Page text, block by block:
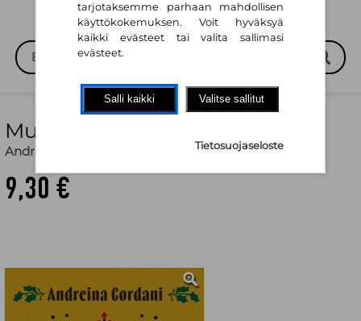
Murha jouluostoksilla (pokkari)
Andreina Cordani Antti Autio (käänt.)
9,30 €
tarjotaksemme parhaan mahdollisen
käyttökokemuksen. Voit hyväksyä
kaikki evästeet tai valita sallimasi
evästeet.
Salli kaikki Valitse sallitut
Tietosuojaseloste